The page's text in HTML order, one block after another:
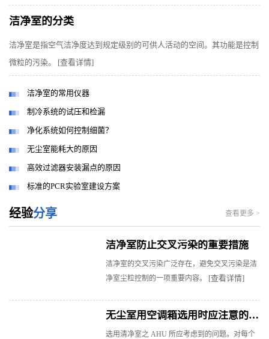
洁净室的分类
洁净室是指空气洁净度达到规定级别的可供人活动的空间。其功能是控制
微粒的污染。 [查看详情]
洁净室的常用仪器
制冷系统的试压和检漏
净化系统如何控制细菌？
无尘室能耗大的原因
高效过滤器安装漏点的原因
标准的PCR实验室建设方案
经验分享 查看更多 >
洁净室防止交叉污染的重要措施
洁净室的交叉污染广泛存在，避免交叉污染是洁
净室尘粒控制的一项重要内容。 [查看详情]
无尘室用空调箱选用时应注意的事项
选用清净室之 AHU 所应考虑到的问题。对每个